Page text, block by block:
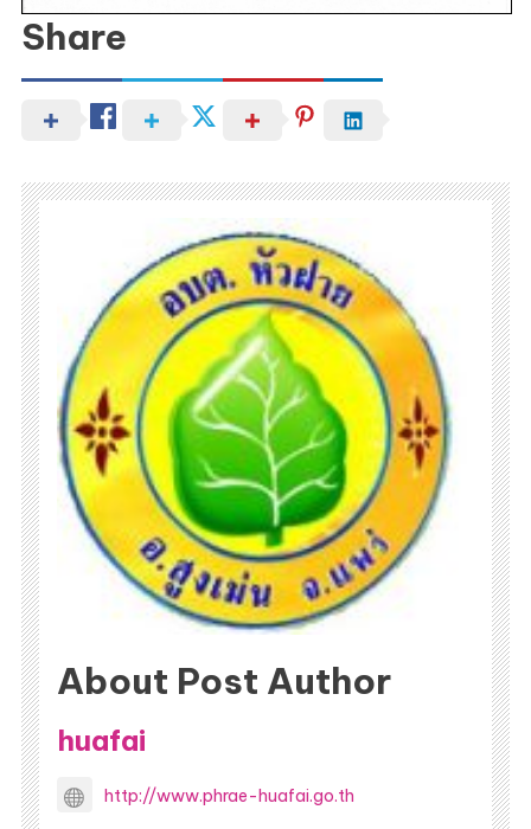
พ.ศ
Share
About Post Author
huafai
http://www.phrae-huafai.go.th